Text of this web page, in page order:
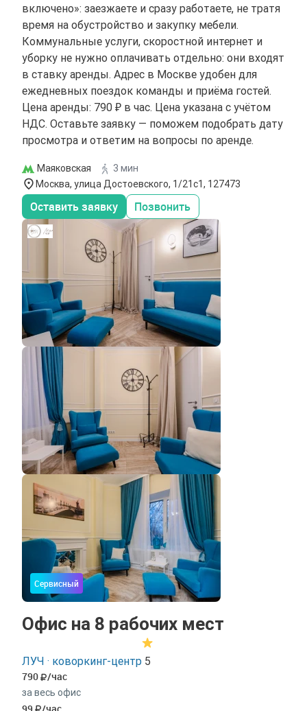
включено»: заезжаете и сразу работаете, не тратя
время на обустройство и закупку мебели.
Коммунальные услуги, скоростной интернет и
уборку не нужно оплачивать отдельно: они входят
в ставку аренды. Адрес в Москве удобен для
ежедневных поездок команды и приёма гостей.
Цена аренды: 790 ₽ в час. Цена указана с учётом
НДС. Оставьте заявку — поможем подобрать дату
просмотра и ответим на вопросы по аренде.
Маяковская
3 мин
Москва, улица Достоевского, 1/21с1, 127473
Оставить заявку Позвонить
Сервисный
Офис на 8 рабочих мест
ЛУЧ · коворкинг-центр 5
790 /час
за весь офис